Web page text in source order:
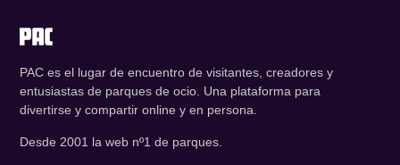
PAC es el lugar de encuentro de visitantes, creadores y
entusiastas de parques de ocio. Una plataforma para
divertirse y compartir online y en persona.
Desde 2001 la web nº1 de parques.